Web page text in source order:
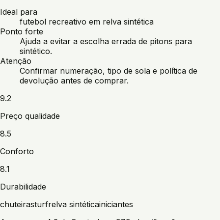
Ideal para
futebol recreativo em relva sintética
Ponto forte
Ajuda a evitar a escolha errada de pitons para
sintético.
Atenção
Confirmar numeração, tipo de sola e política de
devolução antes de comprar.
9.2
Preço qualidade
8.5
Conforto
8.1
Durabilidade
chuteirasturfrelva sintéticainiciantes